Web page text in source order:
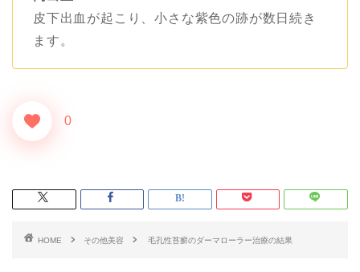
皮下出血が起こり、小さな紫色の跡が数日続き
ます。
0
HOME その他美容 毛孔性苔癬のダーマローラー治療の結果